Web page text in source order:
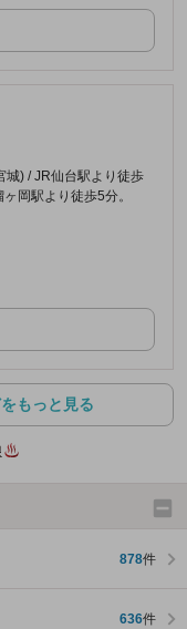
城) / JR仙台駅より徒歩
岡駅より徒歩5分。
もっと見る
878件
636件